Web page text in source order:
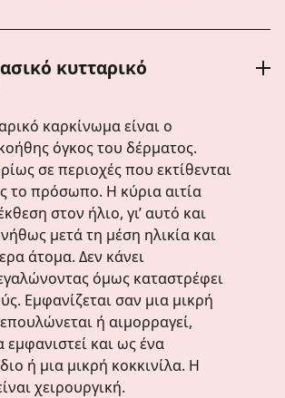
κυτταρικό
καρκίνωμα είναι ο
όγκος του δέρματος.
σε περιοχές που εκτίθενται
το πρόσωπο. Η κύρια αιτία
στον ήλιο, γι’ αυτό και
μετά τη μέση ηλικία και
άτομα. Δεν κάνει
όμως καταστρέφει
Εμφανίζεται σαν μια μικρή
ή αιμορραγεί,
και ως ένα
ή μια μικρή κοκκινίλα. Η
χειρουργική.